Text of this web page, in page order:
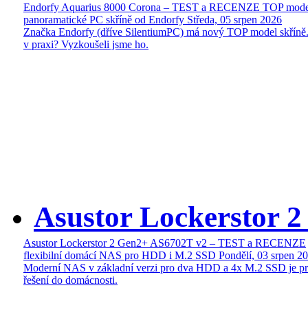
Endorfy Aquarius 8000 Corona – TEST a RECENZE TOP
panoramatické PC skříně od Endorfy Středa, 05 srpen 2026
Značka Endorfy (dříve SilentiumPC) má nový TOP model
v praxi? Vyzkoušeli jsme ho.
Asustor Lockerstor
Asustor Lockerstor 2 Gen2+ AS6702T v2 – TEST a RECENZE
flexibilní domácí NAS pro HDD i M.2 SSD Pondělí, 03 srpen
Moderní NAS v základní verzi pro dva HDD a 4x M.2 SSD je
řešení do domácnosti.